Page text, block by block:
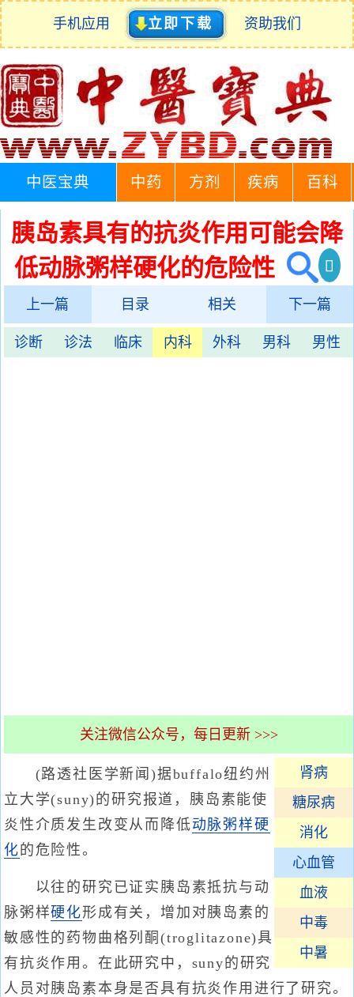
手机应用 立即下载 资助我们
中医宝典 中药 方剂 疾病 百科
胰岛素具有的抗炎作用可能会降
低动脉粥样硬化的危险性
上一篇 目录 相关 下一篇
诊断 诊法 临床 内科 外科 男科 男性
关注微信公众号，每日更新 >>>
肾病
糖尿病
消化
心血管
血液
中毒
中暑
(路透社医学新闻)据buffalo纽约州
立大学(suny)的研究报道，胰岛素能使
炎性介质发生改变从而降低动脉粥样硬
化 的危险性。
以往的研究已证实胰岛素抵抗与动
脉粥样硬化形成有关，增加对胰岛素的
敏感性的药物曲格列酮(troglitazone)具
有抗炎作用。在此研究中，suny的研究
人员对胰岛素本身是否具有抗炎作用进行了研究。